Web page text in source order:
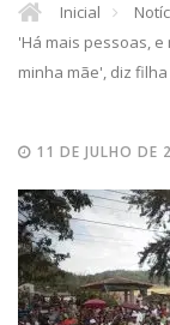
Inicial
'Há mais pessoas,
minha mãe', diz
11 DE JULHO DE